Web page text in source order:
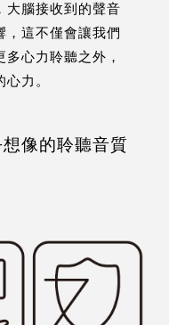
大腦接收到的聲音
，這不僅會讓我們
心力聆聽之外，
力。
像的聆聽音質